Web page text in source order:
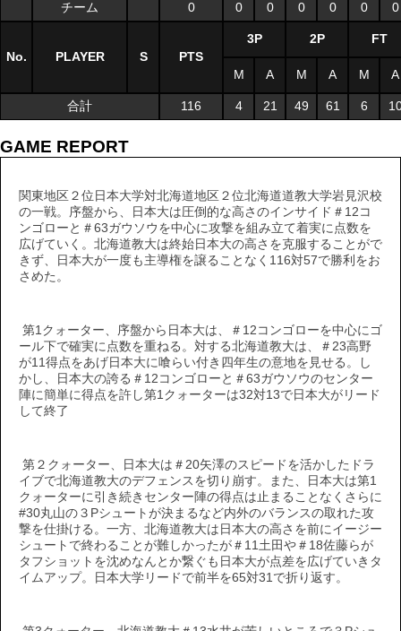
チーム
0 0 0 0 0 0 0
No. PLAYER S PTS
3P 2P FT
M A M A M A
合計 116 4 21 49 61 6
GAME REPORT
関東地区２位日本大学対北海道地区２位北海道道教大学岩見沢校
の一戦。序盤から、日本大は圧倒的な高さのインサイド＃12コ
ンゴローと＃63ガウソウを中心に攻撃を組み立て着実に点数を
広げていく。北海道教大は終始日本大の高さを克服することがで
きず、日本大が一度も主導権を譲ることなく116対57で勝利をお
さめた。
第1クォーター、序盤から日本大は、＃12コンゴローを中心にゴ
ール下で確実に点数を重ねる。対する北海道教大は、＃23高野
が11得点をあげ日本大に喰らい付き四年生の意地を見せる。し
かし、日本大の誇る＃12コンゴローと＃63ガウソウのセンター
陣に簡単に得点を許し第1クォーターは32対13で日本大がリード
して終了
第２クォーター、日本大は＃20矢澤のスピードを活かしたドラ
イブで北海道教大のデフェンスを切り崩す。また、日本大は第1
クォーターに引き続きセンター陣の得点は止まることなくさらに
#30丸山の３Pシュートが決まるなど内外のバランスの取れた攻
撃を仕掛ける。一方、北海道教大は日本大の高さを前にイージー
シュートで終わることが難しかったが＃11土田や＃18佐藤らが
タフショットを沈めなんとか繋ぐも日本大が点差を広げていきタ
イムアップ。日本大学リードで前半を65対31で折り返す。